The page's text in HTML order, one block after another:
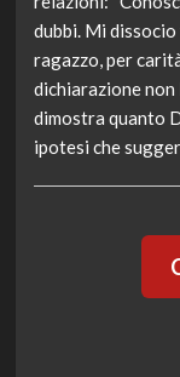
dubbi. Mi
ragazzo, per
dichiarazione
dimostra quanto
ipotesi che